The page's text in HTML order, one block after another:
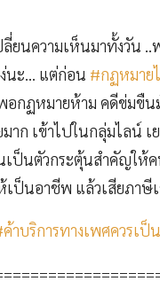
ลี่ยนความเห็นมาทั้งวั
นะ… แต่ก่อน #กฏหมาย
อกฏหมายห้าม คดีข่ม
มาก เข้าไปในกลุ่มไลน์
ป็นตัวกระตุ้นสำคัญให้
ป็นอาชีพ แล้วเสียภาษี
าบริการทางเพศควรเ